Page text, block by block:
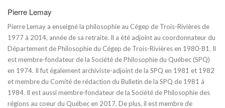
Pierre Lemay
Pierre Lemay a enseigné la philosophie au Cégep de Trois-Rivières de
1977 à 2014, année de sa retraite. Il a été adjoint au coordonnateur du
Département de Philosophie du Cégep de Trois-Rivières en 1980-81. Il
est membre-fondateur de la Société de Philosophie du Québec (SPQ)
en 1974. Il fut également archiviste-adjoint de la SPQ en 1981 et 1982
et membre du Comité de rédaction du Bulletin de la SPQ de 1981 à
1984. Il est aussi membre-fondateur de la Société de Philosophie des
régions au coeur du Québec en 2017. De plus, il est membre de